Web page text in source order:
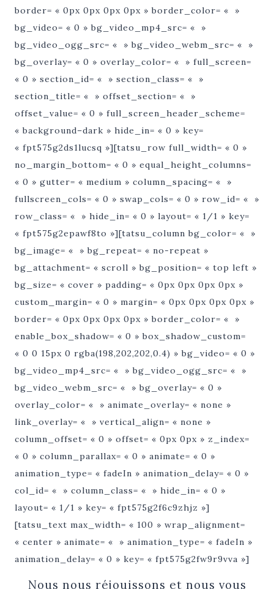
border= « 0px 0px 0px 0px » border_color= « »
bg_video= « 0 » bg_video_mp4_src= « »
bg_video_ogg_src= « » bg_video_webm_src= « »
bg_overlay= « 0 » overlay_color= « » full_screen=
« 0 » section_id= « » section_class= « »
section_title= « » offset_section= « »
offset_value= « 0 » full_screen_header_scheme=
« background–dark » hide_in= « 0 » key=
« fpt575g2ds1lucsq »][tatsu_row full_width= « 0 »
no_margin_bottom= « 0 » equal_height_columns=
« 0 » gutter= « medium » column_spacing= « »
fullscreen_cols= « 0 » swap_cols= « 0 » row_id= « »
row_class= « » hide_in= « 0 » layout= « 1/1 » key=
« fpt575g2epawf8to »][tatsu_column bg_color= « »
bg_image= « » bg_repeat= « no-repeat »
bg_attachment= « scroll » bg_position= « top left »
bg_size= « cover » padding= « 0px 0px 0px 0px »
custom_margin= « 0 » margin= « 0px 0px 0px 0px »
border= « 0px 0px 0px 0px » border_color= « »
enable_box_shadow= « 0 » box_shadow_custom=
« 0 0 15px 0 rgba(198,202,202,0.4) » bg_video= « 0 »
bg_video_mp4_src= « » bg_video_ogg_src= « »
bg_video_webm_src= « » bg_overlay= « 0 »
overlay_color= « » animate_overlay= « none »
link_overlay= « » vertical_align= « none »
column_offset= « 0 » offset= « 0px 0px » z_index=
« 0 » column_parallax= « 0 » animate= « 0 »
animation_type= « fadeIn » animation_delay= « 0 »
col_id= « » column_class= « » hide_in= « 0 »
layout= « 1/1 » key= « fpt575g2f6c9zhjz »]
[tatsu_text max_width= « 100 » wrap_alignment=
« center » animate= « » animation_type= « fadeIn »
animation_delay= « 0 » key= « fpt575g2fw9r9vva »]
Nous nous réjouissons et nous vous